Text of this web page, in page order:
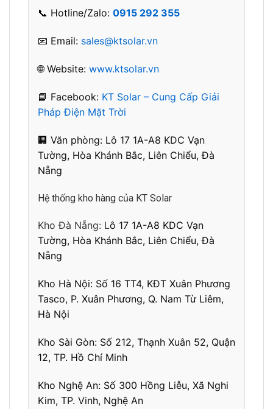
📞 Hotline/Zalo: 0915 292 355
📧 Email: sales@ktsolar.vn
🌐 Website: www.ktsolar.vn
📘 Facebook: KT Solar – Cung Cấp Giải
Pháp Điện Mặt Trời
🏢 Văn phòng: Lô 17 1A-A8 KDC Vạn
Tường, Hòa Khánh Bắc, Liên Chiểu, Đà
Nẵng
Hệ thống kho hàng của KT Solar
Kho Đà Nẵng: Lô 17 1A-A8 KDC Vạn
Tường, Hòa Khánh Bắc, Liên Chiểu, Đà
Nẵng
Kho Hà Nội: Số 16 TT4, KĐT Xuân Phương
Tasco, P. Xuân Phương, Q. Nam Từ Liêm,
Hà Nội
Kho Sài Gòn: Số 212, Thạnh Xuân 52, Quận
12, TP. Hồ Chí Minh
Kho Nghệ An: Số 300 Hồng Liễu, Xã Nghi
Kim, TP. Vinh, Nghệ An